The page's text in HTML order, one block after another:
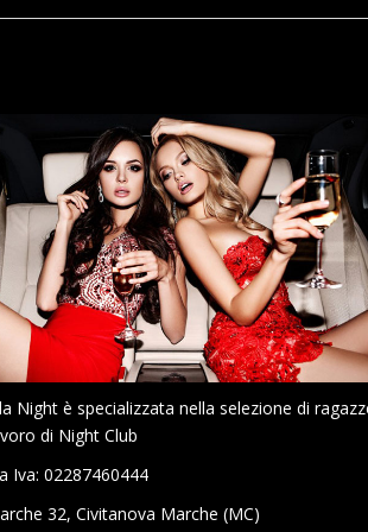
Night è specializzata nella selezione di
di Night Club
Iva: 02287460444
32, Civitanova Marche (MC)